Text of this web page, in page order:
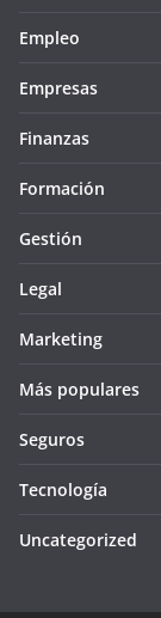
Empleo
Empresas
Finanzas
Formación
Gestión
Legal
Marketing
Más populares
Seguros
Tecnología
Uncategorized